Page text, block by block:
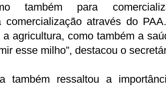
também para
comercialização através do
agricultura, como também a
esse milho”, destacou o
também ressaltou a